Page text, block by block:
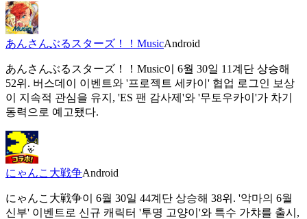
あんさんぶるスターズ！！MusicAndroid
あんさんぶるスターズ！！Music이 6월 30일 11계단 상승해
52위. 버스데이 이벤트와 '프로젝트 세카이' 협업 로그인 보상
이 지속적 관심을 유지, 'ES 팬 감사제'와 '무토우카이'가 차기
동력으로 예고됐다.
にゃんこ大戦争Android
にゃんこ大戦争이 6월 30일 44계단 상승해 38위. '악마의 6월
신부' 이벤트로 신규 캐릭터 '투명 고양이'와 특수 가챠를 출시,